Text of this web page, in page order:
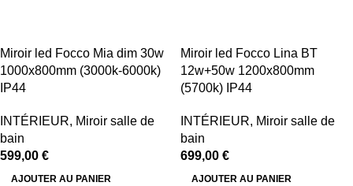
Miroir led Focco Mia dim 30w
1000x800mm (3000k-6000k)
IP44
INTÉRIEUR, Miroir salle de
bain
599,00 €
AJOUTER AU PANIER
Miroir led Focco Lina BT
12w+50w 1200x800mm
(5700k) IP44
INTÉRIEUR, Miroir salle de
bain
699,00 €
AJOUTER AU PANIER